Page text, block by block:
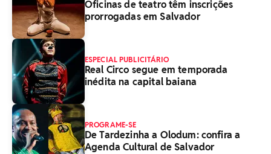
Oficinas de teatro têm inscrições
prorrogadas em Salvador
ESPECIAL PUBLICITÁRIO
Real Circo segue em temporada
inédita na capital baiana
PROGRAME-SE
De Tardezinha a Olodum: confira a
Agenda Cultural de Salvador